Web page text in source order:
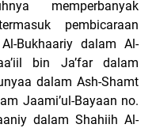
memperbanyak
pembicaraan
Bukhaariy dalam Al-
bin Ja’far dalam
dalam Ash-Shamt
Jaami’ul-Bayaan no.
dalam Shahiih Al-